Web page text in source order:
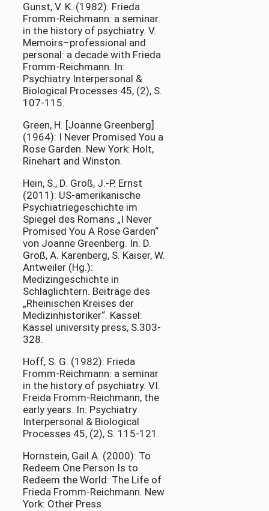
Gunst, V. K. (1982): Frieda
Fromm-Reichmann: a seminar
in the history of psychiatry. V.
Memoirs–professional and
personal: a decade with Frieda
Fromm-Reichmann. In:
Psychiatry Interpersonal &
Biological Processes 45, (2), S.
107-115.
Green, H. [Joanne Greenberg]
(1964): I Never Promised You a
Rose Garden. New York: Holt,
Rinehart and Winston.
Hein, S., D. Groß, J.-P. Ernst
(2011): US-amerikanische
Psychiatriegeschichte im
Spiegel des Romans „I Never
Promised You A Rose Garden“
von Joanne Greenberg. In: D.
Groß, A. Karenberg, S. Kaiser, W.
Antweiler (Hg.):
Medizingeschichte in
Schlaglichtern. Beiträge des
„Rheinischen Kreises der
Medizinhistoriker“. Kassel:
Kassel university press, S.303-
328.
Hoff, S. G. (1982): Frieda
Fromm-Reichmann: a seminar
in the history of psychiatry. VI.
Freida Fromm-Reichmann, the
early years. In: Psychiatry
Interpersonal & Biological
Processes 45, (2), S. 115-121.
Hornstein, Gail A. (2000): To
Redeem One Person Is to
Redeem the World: The Life of
Frieda Fromm-Reichmann. New
York: Other Press.